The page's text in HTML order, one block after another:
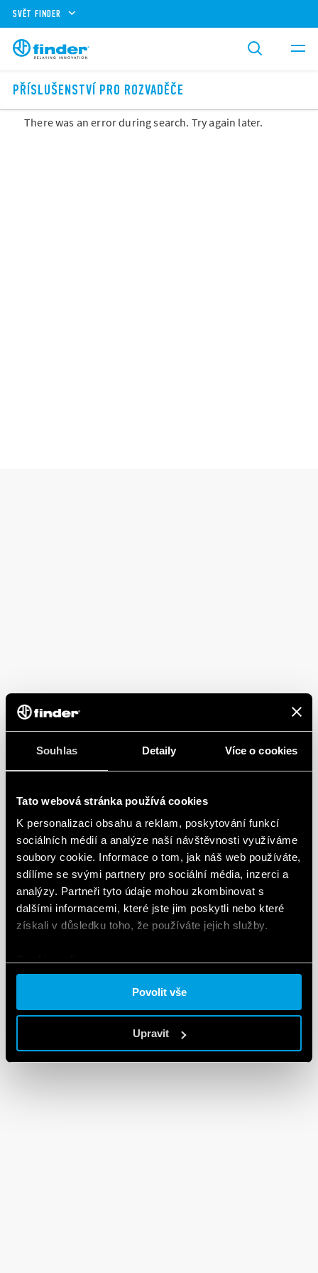
Souhlas Detaily Více o cookies
Tato webová stránka používá cookies
K personalizaci obsahu a reklam, poskytování funkcí
sociálních médií a analýze naší návštěvnosti využíváme
soubory cookie. Informace o tom, jak náš web používáte,
sdílíme se svými partnery pro sociální média, inzerci a
analýzy. Partneři tyto údaje mohou zkombinovat s
dalšími informacemi, které jste jim poskytli nebo které
získali v důsledku toho, že používáte jejich služby.
Povolit vše
Upravit
SVĚT FINDER
PŘÍSLUŠENSTVÍ PRO ROZVADĚČE
There was an error during search. Try again later.